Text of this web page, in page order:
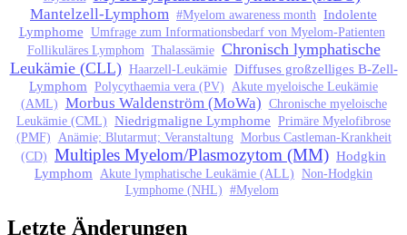
Mantelzell-Lymphom #Myelom awareness month Indolente
Lymphome Umfrage zum Informationsbedarf von Myelom-Patienten
Follikuläres Lymphom Thalassämie Chronisch lymphatische
Leukämie (CLL) Haarzell-Leukämie Diffuses großzelliges B-Zell-
Lymphom Polycythaemia vera (PV) Akute myeloische Leukämie
(AML) Morbus Waldenström (MoWa) Chronische myeloische
Leukämie (CML) Niedrigmaligne Lymphome Primäre Myelofibrose
(PMF) Anämie; Blutarmut; Veranstaltung Morbus Castleman-Krankheit
(CD) Multiples Myelom/Plasmozytom (MM) Hodgkin
Lymphom Akute lymphatische Leukämie (ALL) Non-Hodgkin
Lymphome (NHL) #Myelom
Letzte Änderungen